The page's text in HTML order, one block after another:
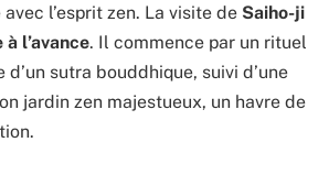
l’esprit zen. La visite de Saiho-ji
l’avance. Il commence par un rituel
d’un sutra bouddhique, suivi d’une
jardin zen majestueux, un havre de